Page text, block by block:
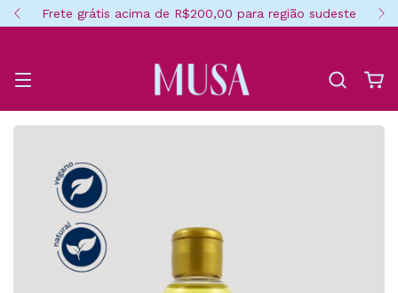
Frete grátis acima de R$200,00 para região sudeste